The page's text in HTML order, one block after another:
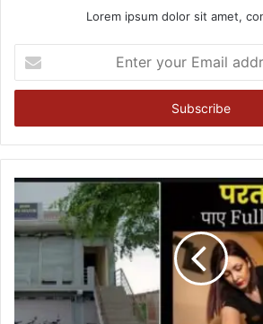
Lorem ipsum dolor sit amet,
your
Email